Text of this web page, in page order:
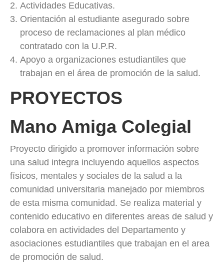
Actividades Educativas.
Orientación al estudiante asegurado sobre
proceso de reclamaciones al plan médico
contratado con la U.P.R.
Apoyo a organizaciones estudiantiles que
trabajan en el área de promoción de la salud.
PROYECTOS
Mano Amiga Colegial
Proyecto dirigido a promover información sobre
una salud integra incluyendo aquellos aspectos
físicos, mentales y sociales de la salud a la
comunidad universitaria manejado por miembros
de esta misma comunidad. Se realiza material y
contenido educativo en diferentes areas de salud y
colabora en actividades del Departamento y
asociaciones estudiantiles que trabajan en el area
de promoción de salud.